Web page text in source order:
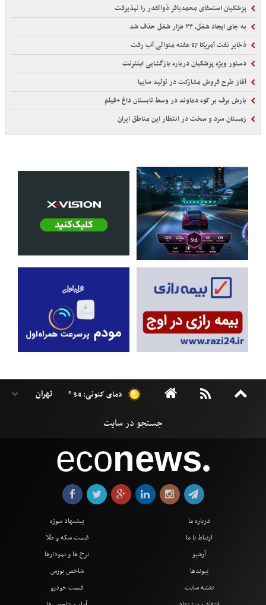
پزشکیان استعفای محمدباقر ذوالقدر را نپذیرفت
به جای ایجاد شغل، ۲۳ هزار شغل حذف شد
ذخایر نفت آمریکا 17 هفته متوالی آب رفت
دستور ویژه پزشکیان درباره بازگشایی اینترنت
آغاز طرح فروش مشارکت در تولید سایپا
بارش برف بر کوه دماوند در وسط تابستان داغ +فیلم
زمستان سرد و سخت در انتظار این مناطق ایران
دمای کنونی: 34 °
econews●
درباره ما
ارتباط با ما
آرشیو
پیوندها
نقشه سایت
پیشنهاد سوژه
قیمت سکه و طلا
نرخ ها و نمودارها
شاخص بورس
قیمت خودرو